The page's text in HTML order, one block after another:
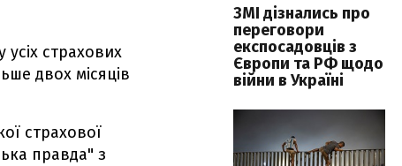
усіх страхових
двох місяців
страхової
правда" з
ЗМІ дізнались про
переговори
експосадовців з
Європи та РФ щодо
війни в Україні